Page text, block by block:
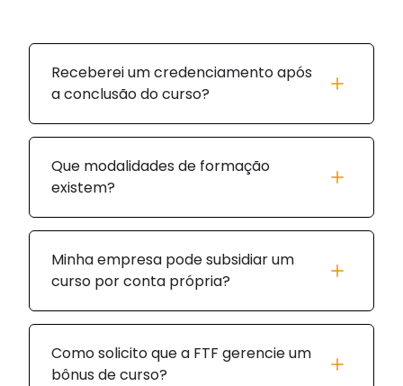
Receberei um credenciamento após
a conclusão do curso?
Que modalidades de formação
existem?
Minha empresa pode subsidiar um
curso por conta própria?
Como solicito que a FTF gerencie um
bônus de curso?